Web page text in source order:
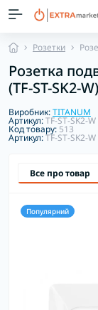
Розетки
Розетка
(TF-ST-SK2-W)
Виробник:TITANUM
Артикул:TF-ST-SK2-W
Код товару: 513
Артикул:TF-ST-SK2-W
Все про товар
Популярний